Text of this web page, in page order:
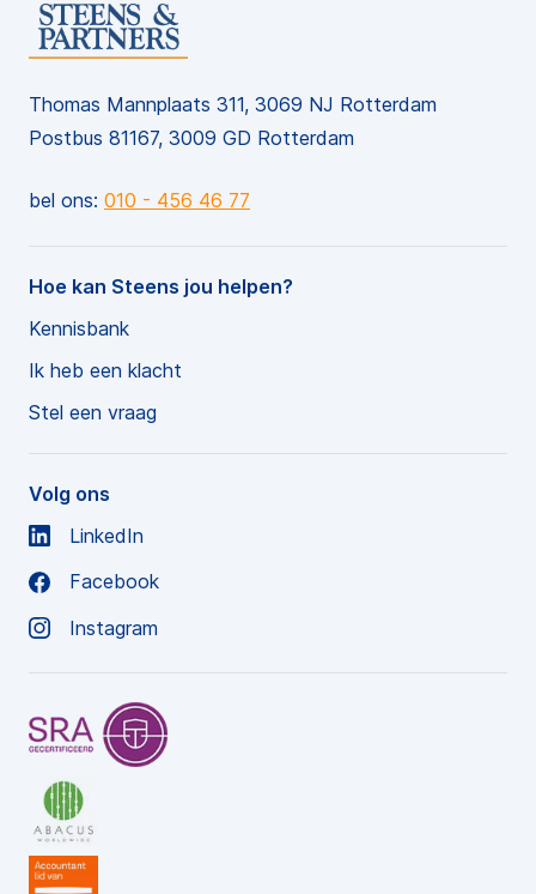
Thomas Mannplaats 311, 3069 NJ Rotterdam
Postbus 81167, 3009 GD Rotterdam
bel ons: 010 - 456 46 77
Hoe kan Steens jou helpen?
Kennisbank
Ik heb een klacht
Stel een vraag
Volg ons
LinkedIn
Facebook
Instagram